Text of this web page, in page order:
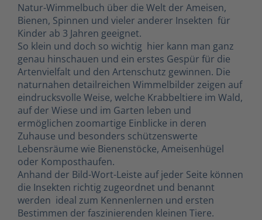
Natur-Wimmelbuch über die Welt der Ameisen,
Bienen, Spinnen und vieler anderer Insekten  für
Kinder ab 3 Jahren geeignet.
So klein und doch so wichtig  hier kann man ganz
genau hinschauen und ein erstes Gespür für die
Artenvielfalt und den Artenschutz gewinnen. Die
naturnahen detailreichen Wimmelbilder zeigen auf
eindrucksvolle Weise, welche Krabbeltiere im Wald,
auf der Wiese und im Garten leben und
ermöglichen zoomartige Einblicke in deren
Zuhause und besonders schützenswerte
Lebensräume wie Bienenstöcke, Ameisenhügel
oder Komposthaufen.
Anhand der Bild-Wort-Leiste auf jeder Seite können
die Insekten richtig zugeordnet und benannt
werden  ideal zum Kennenlernen und ersten
Bestimmen der faszinierenden kleinen Tiere.